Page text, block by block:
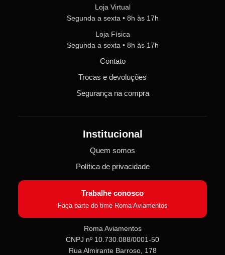
Roma Aviamentos
Loja Virtual
Segunda a sexta • 8h às 17h
Loja Física
Segunda a sexta • 8h às 17h
Contato
Trocas e devoluções
Segurança na compra
Institucional
Quem somos
Política de privacidade
Trabalhe conosco
Faça parte do time Roma Aviamentos
Roma Aviamentos
CNPJ nº 10.730.088/0001-50
Rua Almirante Barroso, 178